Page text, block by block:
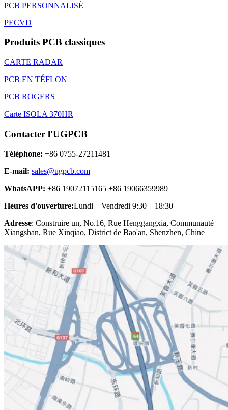
PCB PERSONNALISÉ
PECVD
Produits PCB classiques
CARTE RADAR
PCB EN TÉFLON
PCB ROGERS
Carte ISOLA 370HR
Contacter l'UGPCB
Téléphone: +86 0755-27211481
E-mail: sales@ugpcb.com
WhatsAPP: +86 19072115165 +86 19066359989
Heures d'ouverture:Lundi – Vendredi 9:30 – 18:30
Adresse: Construire un, No.16, Rue Henggangxia, Communauté
Xiangshan, Rue Xinqiao, District de Bao'an, Shenzhen, Chine